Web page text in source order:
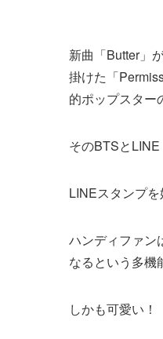
新曲「Butter」
掛けた「
的ポップスター
そのBTSと
LINEスタンプ
ハンディファン
なるという多機
しかも可愛い！